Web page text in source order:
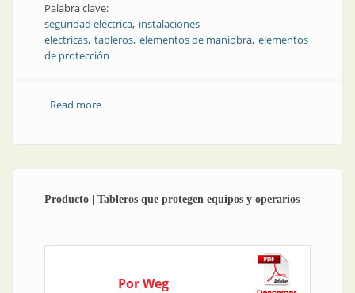
Palabra clave:
seguridad eléctrica instalaciones
eléctricas tableros elementos de maniobra elementos
de protección
Read moreabout Normativa | Un vistazo sobre una norma
Producto | Tableros que protegen equipos y operarios
Por Weg